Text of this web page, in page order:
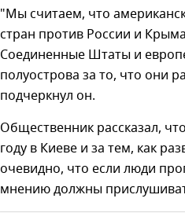
"Мы считаем, что
стран против России и
Соединенные Штаты и
полуострова за то, что они
подчеркнул он.
Общественник рассказал,
году в Киеве и за тем, как
очевидно, что если люди
мнению должны